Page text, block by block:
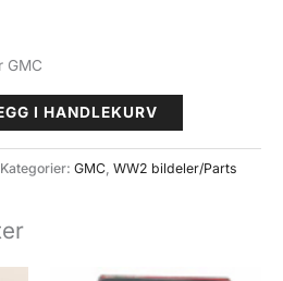
GMC
I HANDLEKURV
Kategorier: GMC WW2 bildeler/Parts